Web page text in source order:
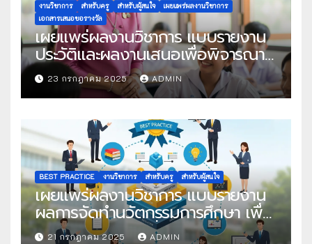
งานวิชาการ สำหรับครู สำหรับผู้สนใจ
เผยแพร่ผลงานวิชาการ
เอกสารเสนอขอรางวัล
เผยแพร่ผลงานวิชาการ แบบรายงาน
ประวัติและผลงานเสนอเพื่อพิจารณา
ในโครงการครูดีในดวงใจ ประจำปี
2568 ครั้งที่ 22
23 กรกฎาคม 2025 ADMIN
BEST PRACTICE งานวิชาการ สำหรับครู สำหรับผู้สนใจ
เผยแพร่ผลงานวิชาการ แบบรายงาน
ผลการจัดทำนวัตกรรมการศึกษา เพื่อ
คัดเลือกวิธีปฏิบัติที่เป็นเลิศ
21 กรกฎาคม 2025 ADMIN